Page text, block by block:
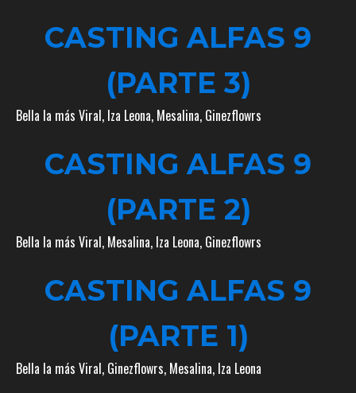
CASTING ALFAS 9
(PARTE 3)
Bella la más Viral, Iza Leona, Mesalina, Ginezflowrs
CASTING ALFAS 9
(PARTE 2)
Bella la más Viral, Mesalina, Iza Leona, Ginezflowrs
CASTING ALFAS 9
(PARTE 1)
Bella la más Viral, Ginezflowrs, Mesalina, Iza Leona